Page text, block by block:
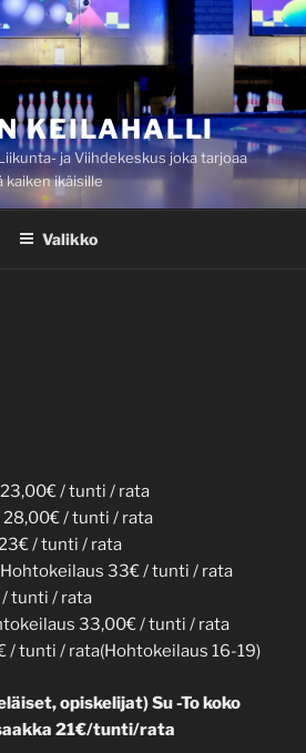
KEILAHALLI
ja Viihdekeskus joka tarjoaa
ikäisille
Valikko
23,00€ / tunti / rata
28,00€ / tunti / rata
/ tunti / rata
33€ / tunti / rata
/ tunti / rata
33,00€ / tunti / rata
/ tunti / rata(Hohtokeilaus 16-19)
opiskelijat)Su -To koko
21€/tunti/rata